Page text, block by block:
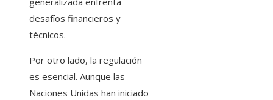
desafíos financieros y
técnicos.
Por otro lado, la regulación
es esencial. Aunque las
Naciones Unidas han iniciado